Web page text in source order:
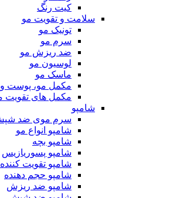
کیت رنگ
سلامت و تقویت مو
تونیک مو
سرم مو
ضد ریزش مو
لوسیون مو
ماسک مو
مکمل مو، پوست و
مکمل های تقویت
شامپو
سرم موی ضد
شامپو انواع مو
شامپو بچه
شامپو پسوریازیس
شامپو تقویت
شامپو حجم دهنده
شامپو ضد ریزش